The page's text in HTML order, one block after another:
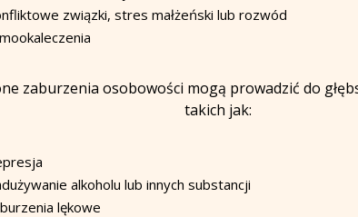
związki, stres małżeński lub rozwód
zaburzenia osobowości mogą prowadzić do
takich jak:
alkoholu lub innych substancji
lękowe